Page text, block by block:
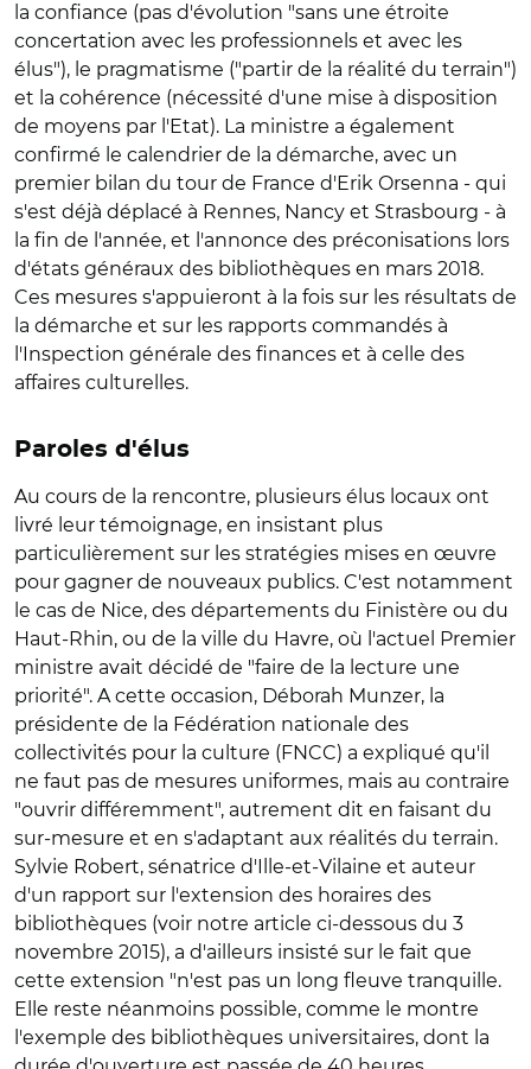
la confiance (pas d'évolution "sans une étroite
concertation avec les professionnels et avec les
élus"), le pragmatisme ("partir de la réalité du terrain")
et la cohérence (nécessité d'une mise à disposition
de moyens par l'Etat). La ministre a également
confirmé le calendrier de la démarche, avec un
premier bilan du tour de France d'Erik Orsenna - qui
s'est déjà déplacé à Rennes, Nancy et Strasbourg - à
la fin de l'année, et l'annonce des préconisations lors
d'états généraux des bibliothèques en mars 2018.
Ces mesures s'appuieront à la fois sur les résultats de
la démarche et sur les rapports commandés à
l'Inspection générale des finances et à celle des
affaires culturelles.
Paroles d'élus
Au cours de la rencontre, plusieurs élus locaux ont
livré leur témoignage, en insistant plus
particulièrement sur les stratégies mises en œuvre
pour gagner de nouveaux publics. C'est notamment
le cas de Nice, des départements du Finistère ou du
Haut-Rhin, ou de la ville du Havre, où l'actuel Premier
ministre avait décidé de "faire de la lecture une
priorité". A cette occasion, Déborah Munzer, la
présidente de la Fédération nationale des
collectivités pour la culture (FNCC) a expliqué qu'il
ne faut pas de mesures uniformes, mais au contraire
"ouvrir différemment", autrement dit en faisant du
sur-mesure et en s'adaptant aux réalités du terrain.
Sylvie Robert, sénatrice d'Ille-et-Vilaine et auteur
d'un rapport sur l'extension des horaires des
bibliothèques (voir notre article ci-dessous du 3
novembre 2015), a d'ailleurs insisté sur le fait que
cette extension "n'est pas un long fleuve tranquille.
Elle reste néanmoins possible, comme le montre
l'exemple des bibliothèques universitaires, dont la